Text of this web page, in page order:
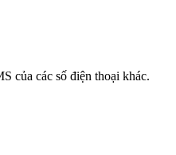
của các số điện thoại khác.